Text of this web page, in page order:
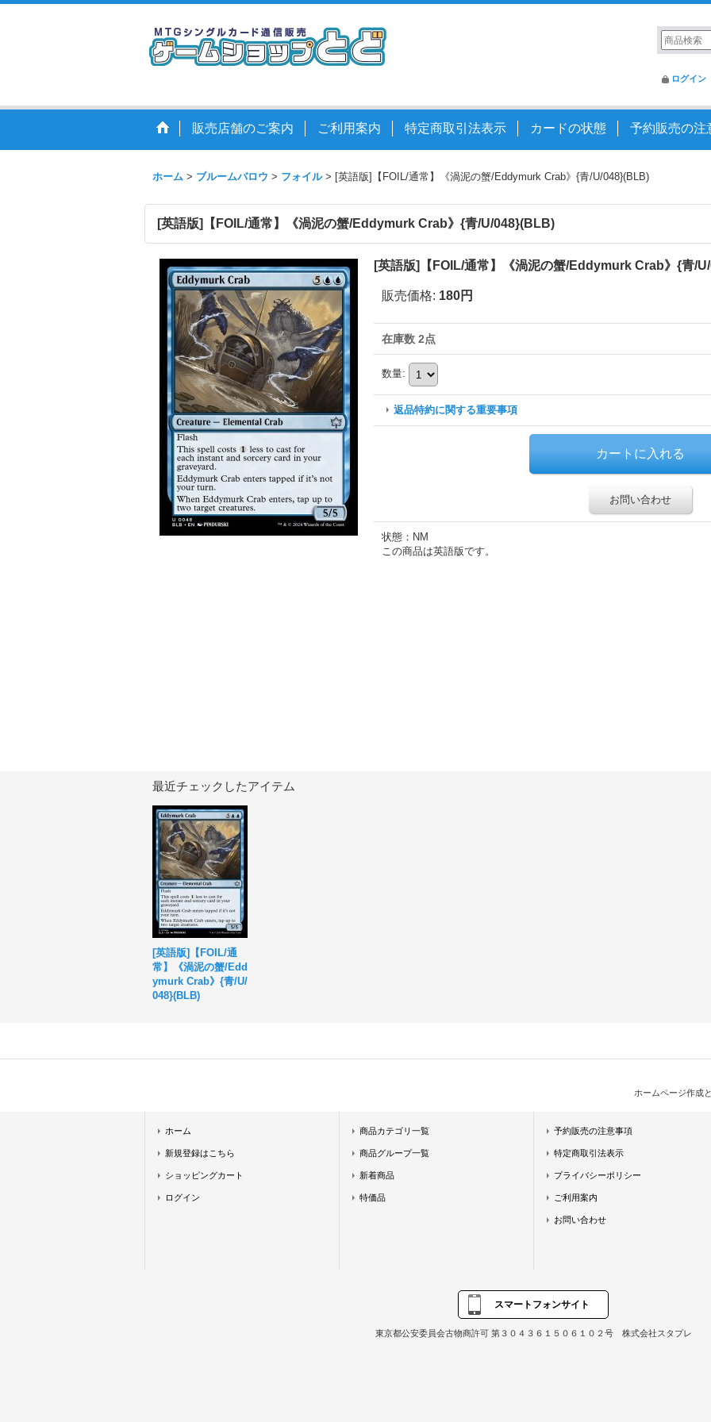
ログイン
販売店舗のご案内 ご利用案内 特定商取引法表示 カードの状態 予約販売の注
ホーム > ブルームバロウ > フォイル > [英語版]【FOIL/通常】《渦泥の蟹/Eddymurk Crab》{青/U/048}(BLB)
[英語版]【FOIL/通常】《渦泥の蟹/Eddymurk Crab》{青/U/048}(BLB)
[英語版]【FOIL/通常】《渦泥の蟹/Eddymurk Crab》{青/
販売価格: 180円
在庫数 2点
数量:
返品特約に関する重要事項
お問い合わせ
状態：NM
この商品は英語版です。
最近チェックしたアイテム
[英語版]【FOIL/通
常】《渦泥の蟹/Edd
ymurk Crab》{青/U/
048}(BLB)
ホームページ作成
ホーム
新規登録はこちら
ショッピングカート
ログイン
商品カテゴリ一覧
商品グループ一覧
新着商品
特価品
予約販売の注意事項
特定商取引法表示
プライバシーポリシー
ご利用案内
お問い合わせ
スマートフォンサイト
東京都公安委員会古物商許可 第３０４３６１５０６１０２号 株式会社スタプレ